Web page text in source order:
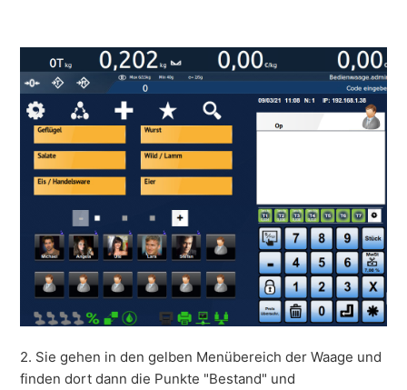
2. Sie gehen in den gelben Menübereich der Waage und
finden dort dann die Punkte "Bestand" und